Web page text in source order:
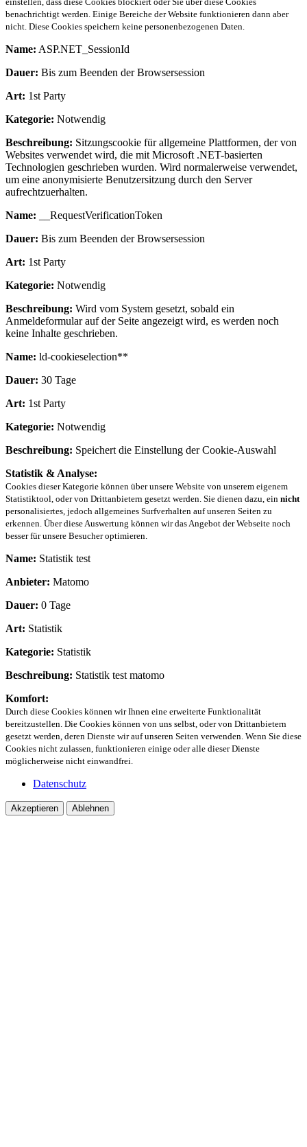
benachrichtigt werden. Einige Bereiche der Website funktionieren dann aber
nicht. Diese Cookies speichern keine personenbezogenen Daten.
Name: ASP.NET_SessionId
Dauer: Bis zum Beenden der Browsersession
Art: 1st Party
Kategorie: Notwendig
Beschreibung: Sitzungscookie für allgemeine Plattformen, der von
Websites verwendet wird, die mit Microsoft .NET-basierten
Technologien geschrieben wurden. Wird normalerweise verwendet,
um eine anonymisierte Benutzersitzung durch den Server
aufrechtzuerhalten.
Name: __RequestVerificationToken
Dauer: Bis zum Beenden der Browsersession
Art: 1st Party
Kategorie: Notwendig
Beschreibung: Wird vom System gesetzt, sobald ein
Anmeldeformular auf der Seite angezeigt wird, es werden noch
keine Inhalte geschrieben.
Name: ld-cookieselection**
Dauer: 30 Tage
Art: 1st Party
Kategorie: Notwendig
Beschreibung: Speichert die Einstellung der Cookie-Auswahl
Statistik & Analyse:
Cookies dieser Kategorie können über unsere Website von unserem eigenem
Statistiktool, oder von Drittanbietern gesetzt werden. Sie dienen dazu, ein nicht
personalisiertes, jedoch allgemeines Surfverhalten auf unseren Seiten zu
erkennen. Über diese Auswertung können wir das Angebot der Webseite noch
besser für unsere Besucher optimieren.
Name: Statistik test
Anbieter: Matomo
Dauer: 0 Tage
Art: Statistik
Kategorie: Statistik
Beschreibung: Statistik test matomo
Komfort:
Durch diese Cookies können wir Ihnen eine erweiterte Funktionalität
bereitzustellen. Die Cookies können von uns selbst, oder von Drittanbietern
gesetzt werden, deren Dienste wir auf unseren Seiten verwenden. Wenn Sie diese
Cookies nicht zulassen, funktionieren einige oder alle dieser Dienste
möglicherweise nicht einwandfrei.
Datenschutz
Akzeptieren Ablehnen